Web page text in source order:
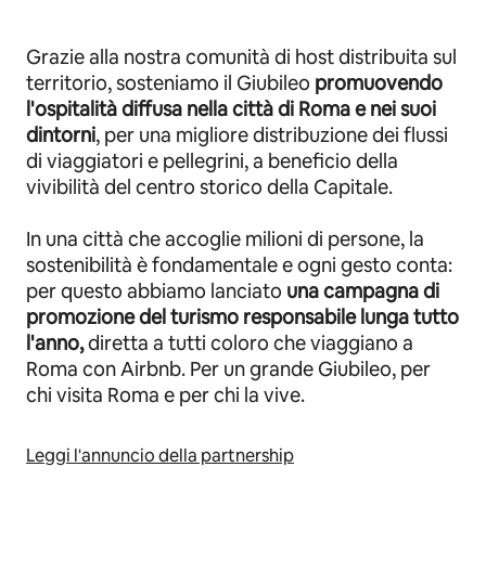
Grazie alla nostra comunità di host distribuita sul
territorio, sosteniamo il Giubileo promuovendo
l'ospitalità diffusa nella città di Roma e nei suoi
dintorni, per una migliore distribuzione dei flussi
di viaggiatori e pellegrini, a beneficio della
vivibilità del centro storico della Capitale.
In una città che accoglie milioni di persone, la
sostenibilità è fondamentale e ogni gesto conta:
per questo abbiamo lanciato una campagna di
promozione del turismo responsabile lunga tutto
l'anno,diretta a tutti coloro che viaggiano a
Roma con Airbnb. Per un grande Giubileo, per
chi visita Roma e per chi la vive.
Leggi l'annuncio della partnership